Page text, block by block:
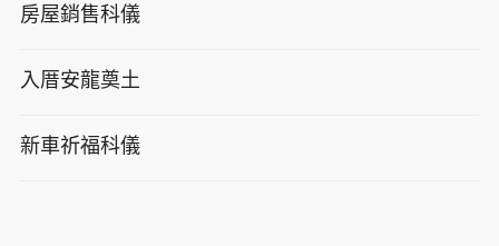
房屋銷售科儀
入厝安龍奠土
新車祈福科儀